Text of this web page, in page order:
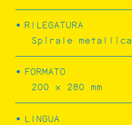
RILEGATURA
Spirale metallica
FORMATO
200 x 280 mm
LINGUA